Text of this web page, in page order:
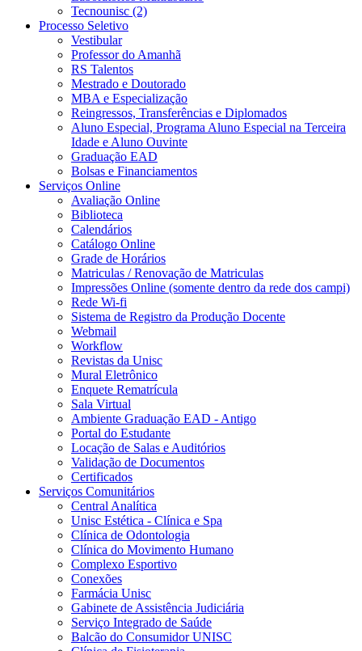
Tecnounisc (2)
Processo Seletivo
Vestibular
Professor do Amanhã
RS Talentos
Mestrado e Doutorado
MBA e Especialização
Reingressos, Transferências e Diplomados
Aluno Especial, Programa Aluno Especial na Terceira
Idade e Aluno Ouvinte
Graduação EAD
Bolsas e Financiamentos
Serviços Online
Avaliação Online
Biblioteca
Calendários
Catálogo Online
Grade de Horários
Matriculas / Renovação de Matriculas
Impressões Online (somente dentro da rede dos campi)
Rede Wi-fi
Sistema de Registro da Produção Docente
Webmail
Workflow
Revistas da Unisc
Mural Eletrônico
Enquete Rematrícula
Sala Virtual
Ambiente Graduação EAD - Antigo
Portal do Estudante
Locação de Salas e Auditórios
Validação de Documentos
Certificados
Serviços Comunitários
Central Analítica
Unisc Estética - Clínica e Spa
Clínica de Odontologia
Clínica do Movimento Humano
Complexo Esportivo
Conexões
Farmácia Unisc
Gabinete de Assistência Judiciária
Serviço Integrado de Saúde
Balcão do Consumidor UNISC